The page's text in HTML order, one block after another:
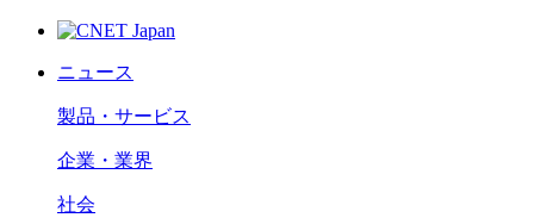
ニュース
製品・サービス
企業・業界
社会